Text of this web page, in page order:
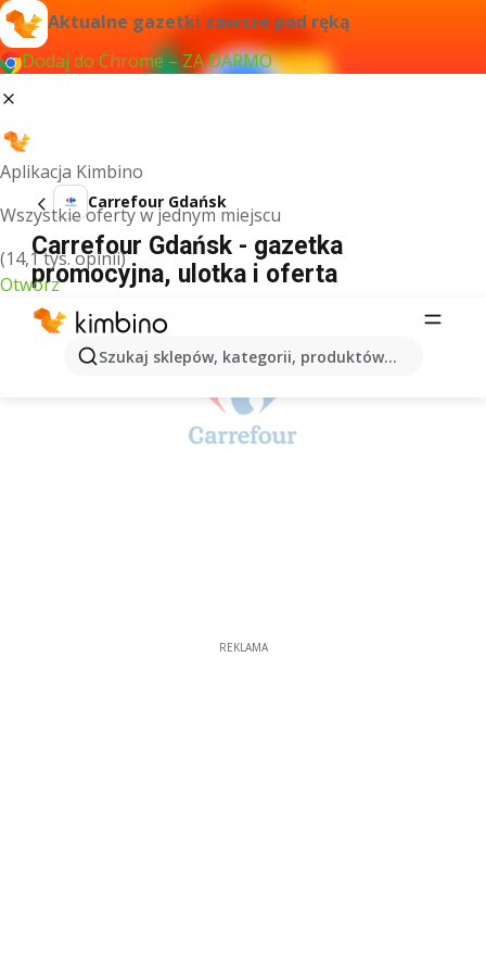
Aktualne gazetki zawsze pod ręką
Dodaj do Chrome – ZA DARMO
Aplikacja Kimbino
Wszystkie oferty w jednym miejscu
(14,1 tys. opinii)
Otwórz
Szukaj sklepów, kategorii, produktów...
Carrefour Gdańsk
Carrefour Gdańsk - gazetka
promocyjna, ulotka i oferta
REKLAMA